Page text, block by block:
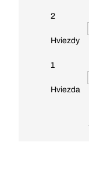
2
Hviezdy
1
Hviezda